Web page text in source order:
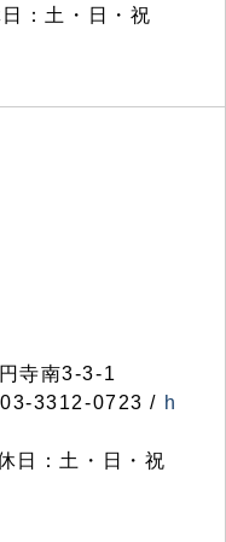
：土・日・祝
寺南3-3-1
3312-0723 / h
日：土・日・祝